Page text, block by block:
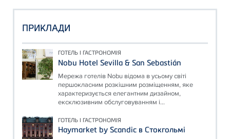
ПРИКЛАДИ
ГОТЕЛЬ І ГАСТРОНОМІЯ
Nobu Hotel Sevilla & San Sebastián
Мережа готелів Nobu відома в усьому світі
першокласним розкішним розміщенням, яке
характеризується елегантним дизайном,
ексклюзивним обслуговуванням і...
ГОТЕЛЬ І ГАСТРОНОМІЯ
Haymarket by Scandic в Стокгольмі